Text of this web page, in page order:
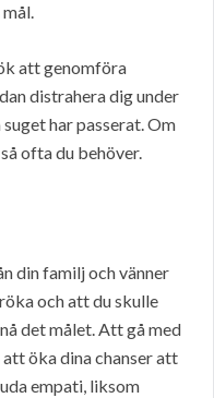
att genomföra
distrahera dig under
har passerat. Om
ofta du behöver.
din familj och vänner
och att du skulle
det målet. Att gå med
öka dina chanser att
empati, liksom